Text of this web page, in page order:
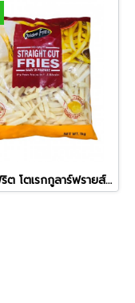
โกเด้นฟริต โตเรกกูลาร์ฟรายส์ 3/8 (เส้นใหญ่ 10 mm)